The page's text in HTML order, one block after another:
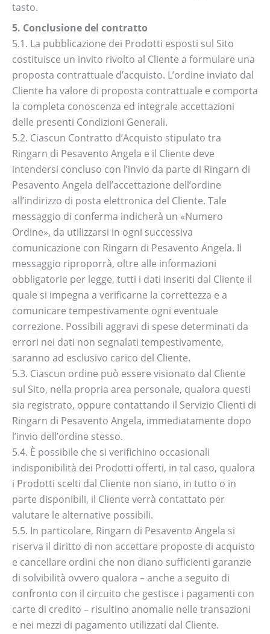
tasto.
5. Conclusione del contratto
5.1. La pubblicazione dei Prodotti esposti sul Sito
costituisce un invito rivolto al Cliente a formulare una
proposta contrattuale d’acquisto. L’ordine inviato dal
Cliente ha valore di proposta contrattuale e comporta
la completa conoscenza ed integrale accettazioni
delle presenti Condizioni Generali.
5.2. Ciascun Contratto d’Acquisto stipulato tra
Ringarn di Pesavento Angela e il Cliente deve
intendersi concluso con l’invio da parte di Ringarn di
Pesavento Angela dell’accettazione dell’ordine
all’indirizzo di posta elettronica del Cliente. Tale
messaggio di conferma indicherà un «Numero
Ordine», da utilizzarsi in ogni successiva
comunicazione con Ringarn di Pesavento Angela. Il
messaggio riproporrà, oltre alle informazioni
obbligatorie per legge, tutti i dati inseriti dal Cliente il
quale si impegna a verificarne la correttezza e a
comunicare tempestivamente ogni eventuale
correzione. Possibili aggravi di spese determinati da
errori nei dati non segnalati tempestivamente,
saranno ad esclusivo carico del Cliente.
5.3. Ciascun ordine può essere visionato dal Cliente
sul Sito, nella propria area personale, qualora questi
sia registrato, oppure contattando il Servizio Clienti di
Ringarn di Pesavento Angela, immediatamente dopo
l’invio dell’ordine stesso.
5.4. È possibile che si verifichino occasionali
indisponibilità dei Prodotti offerti, in tal caso, qualora
i Prodotti scelti dal Cliente non siano, in tutto o in
parte disponibili, il Cliente verrà contattato per
valutare le alternative possibili.
5.5. In particolare, Ringarn di Pesavento Angela si
riserva il diritto di non accettare proposte di acquisto
e cancellare ordini che non diano sufficienti garanzie
di solvibilità ovvero qualora – anche a seguito di
confronto con il circuito che gestisce i pagamenti con
carte di credito – risultino anomalie nelle transazioni
e nei mezzi di pagamento utilizzati dal Cliente.